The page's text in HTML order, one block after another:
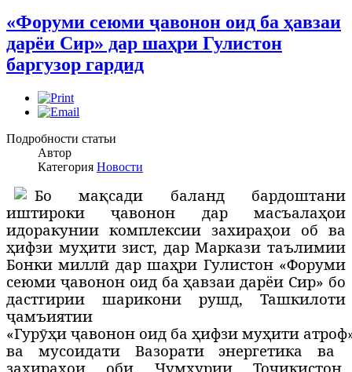
«Форуми сеюми ҷавонон оид ба ҳавзаи
дарёи Сир» дар шаҳри Гулистон
баргузор гардид
Подробности статьи
Автор
Категория Новости
Бо мақсади баланд бардоштани
иштироки ҷавонон дар масъалаҳои
идоракунии комплексии захираҳои об ва
ҳифзи муҳити зист, дар Маркази таълимии
Бонки миллӣ дар шаҳри Гулистон «Форуми
сеюми ҷавонон оид баҳавзаи дарёи Сир» бо
дастгирии шарикони рушд, Ташкилоти
ҷамъиятии
«Гурӯҳи ҷавонон оид ба ҳифзи муҳити атроф
ва мусоидати Вазорати энергетика ва
захираҳои оби Ҷумҳурии Тоҷикистон,